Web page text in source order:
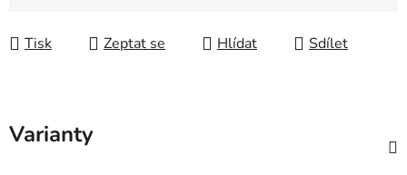
Tisk
Zeptat se Hlídat Sdílet
Varianty